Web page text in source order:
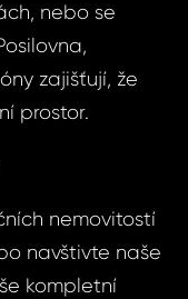
nebo se
zajišťují, že
prostor.
nemovitostí
navštivte naše
kompletní